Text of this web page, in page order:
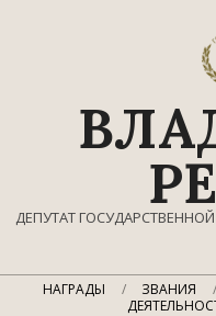
ДЕПУТАТ
Главное
НАГРАДЫ ЗВАНИЯ